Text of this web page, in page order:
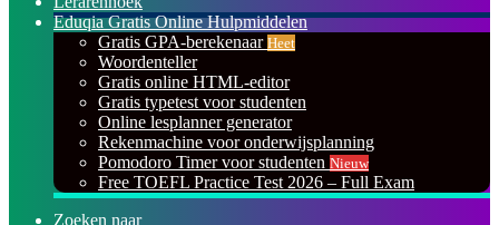
Eduqia Gratis Online Hulpmiddelen
Gratis GPA-berekenaar Heet
Woordenteller
Gratis online HTML-editor
Gratis typetest voor studenten
Online lesplanner generator
Rekenmachine voor onderwijsplanning
Pomodoro Timer voor studenten Nieuw
Free TOEFL Practice Test 2026 – Full Exam
Zoeken naar